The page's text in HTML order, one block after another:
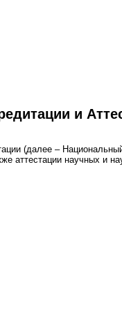
и
(далее –
аттестации научных и